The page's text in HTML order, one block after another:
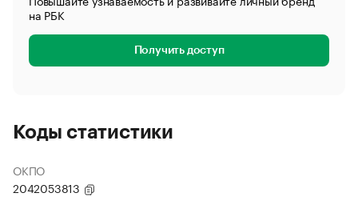
на РБК
Получить доступ
Коды статистики
ОКПО
2042053813